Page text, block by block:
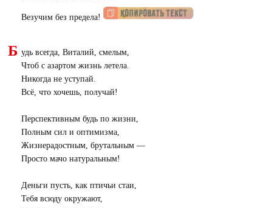
Везучим без предела!
Б удь всегда, Виталий, смелым,
Чтоб с азартом жизнь летела.
Никогда не уступай.
Всё, что хочешь, получай!
Перспективным будь по жизни,
Полным сил и оптимизма,
Жизнерадостным, брутальным —
Просто мачо натуральным!
Деньги пусть, как птичьи стаи,
Тебя всюду окружают,